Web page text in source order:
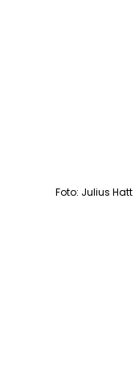
Foto: Julius Hatt